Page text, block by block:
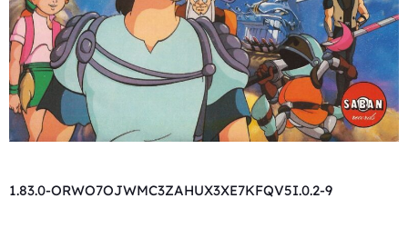
1.83.0-ORWO7OJWMC3ZAHUX3XE7KFQV5I.0.2-9